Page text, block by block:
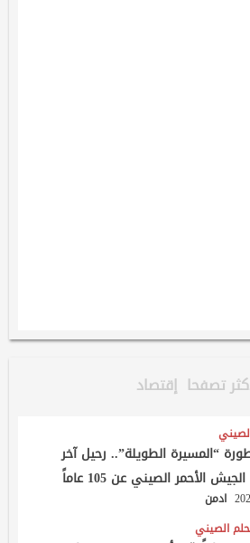
تصفحا إقتصاد
“المسيرة الطويلة”.. رحيل آخر
الأحمر الصيني عن 105 عاماً
ادمن
الصيني